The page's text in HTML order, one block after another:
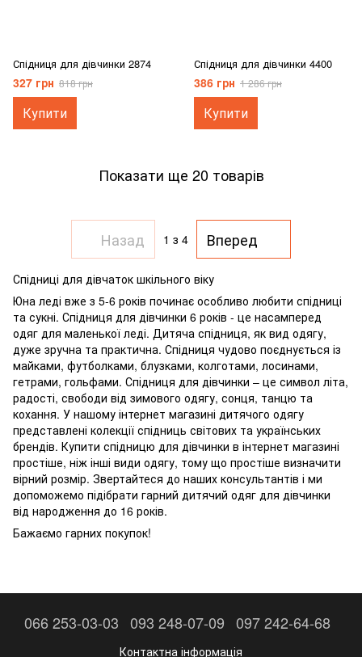
Спідниця для дівчинки 2874
327 грн 818 грн
Купити
Спідниця для дівчинки 4400
386 грн 1 286 грн
Купити
Показати ще 20 товарів
Назад 1 з 4 Вперед
Спідниці для дівчаток шкільного віку
Юна леді вже з 5-6 років починає особливо любити спідниці
та сукні. Спідниця для дівчинки 6 років - це насамперед
одяг для маленької леді. Дитяча спідниця, як вид одягу,
дуже зручна та практична. Спідниця чудово поєднується із
майками, футболками, блузками, колготами, лосинами,
гетрами, гольфами. Спідниця для дівчинки – це символ літа,
радості, свободи від зимового одягу, сонця, танцю та
кохання. У нашому інтернет магазині дитячого одягу
представлені колекції спідниць світових та українських
брендів. Купити спідницю для дівчинки в інтернет магазині
простіше, ніж інші види одягу, тому що простіше визначити
вірний розмір. Звертайтеся до наших консультантів і ми
допоможемо підібрати гарний дитячий одяг для дівчинки
від народження до 16 років.
Бажаємо гарних покупок!
066 253-03-03 093 248-07-09 097 242-64-68
Контактна інформація